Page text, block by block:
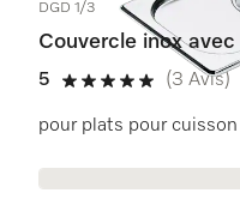
DGD 1/3
Couvercle inox
5
5 étoiles sur 5
(3 Avis)
pour plats pour cuisson